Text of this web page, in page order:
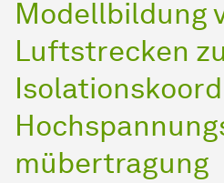
Modellbildung
Luftstrecken
mübertragung